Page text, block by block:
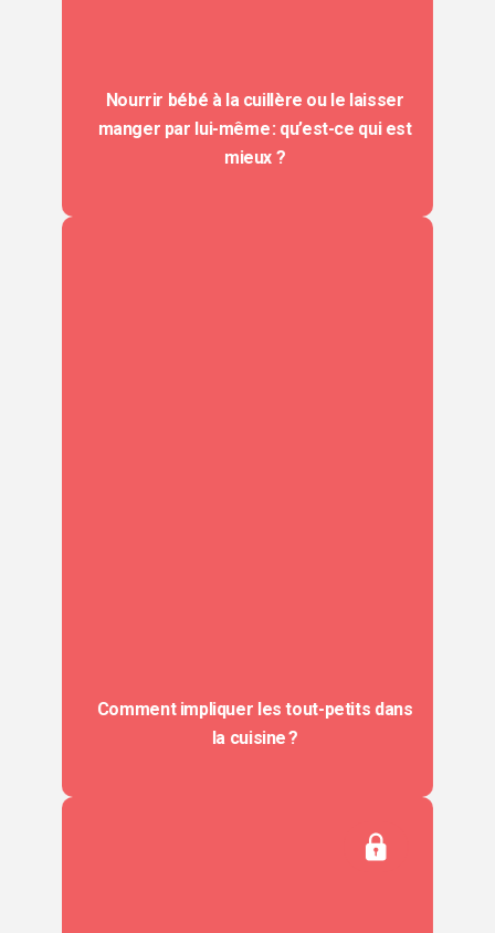
Nourrir bébé à la cuillère ou le laisser
manger par lui-même : qu’est-ce qui est
mieux ?
Comment impliquer les tout-petits dans
la cuisine ?